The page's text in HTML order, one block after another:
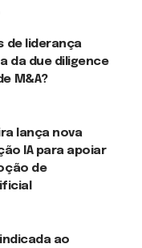
de liderança
da due diligence
M&A?
lança nova
IA para apoiar
de
ao